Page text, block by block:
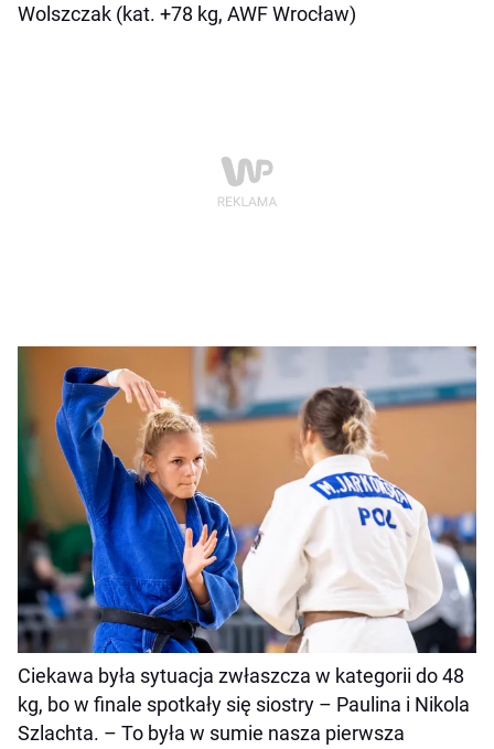
Wolszczak (kat. +78 kg, AWF Wrocław)
Ciekawa była sytuacja zwłaszcza w kategorii do 48
kg, bo w finale spotkały się siostry – Paulina i Nikola
Szlachta. – To była w sumie nasza pierwsza